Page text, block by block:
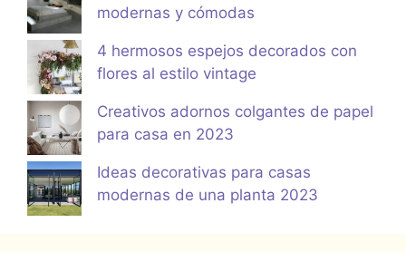
modernas y cómodas
4 hermosos espejos decorados con
flores al estilo vintage
Creativos adornos colgantes de papel
para casa en 2023
Ideas decorativas para casas
modernas de una planta 2023